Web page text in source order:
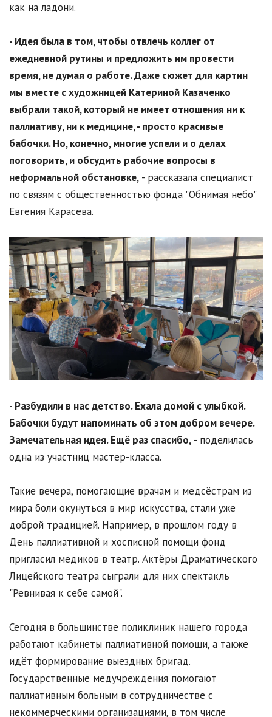
как на ладони.
- Идея была в том, чтобы отвлечь коллег от
ежедневной рутины и предложить им провести
время, не думая о работе. Даже сюжет для картин
мы вместе с художницей Катериной Казаченко
выбрали такой, который не имеет отношения ни к
паллиативу, ни к медицине, - просто красивые
бабочки. Но, конечно, многие успели и о делах
поговорить, и обсудить рабочие вопросы в
неформальной обстановке, - рассказала специалист
по связям с общественностью фонда "Обнимая небо"
Евгения Карасева.
- Разбудили в нас детство. Ехала домой с улыбкой.
Бабочки будут напоминать об этом добром вечере.
Замечательная идея. Ещё раз спасибо, - поделилась
одна из участниц мастер-класса.
Такие вечера, помогающие врачам и медсёстрам из
мира боли окунуться в мир искусства, стали уже
доброй традицией. Например, в прошлом году в
День паллиативной и хосписной помощи фонд
пригласил медиков в театр. Актёры Драматического
Лицейского театра сыграли для них спектакль
"Ревнивая к себе самой".
Сегодня в большинстве поликлиник нашего города
работают кабинеты паллиативной помощи, а также
идёт формирование выездных бригад.
Государственные медучреждения помогают
паллиативным больным в сотрудничестве с
некоммерческими организациями, в том числе